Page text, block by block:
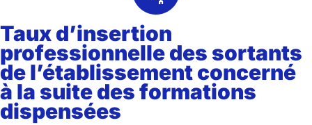
Taux d’insertion
professionnelle des sortants
de l’établissement concerné
à la suite des formations
dispensées